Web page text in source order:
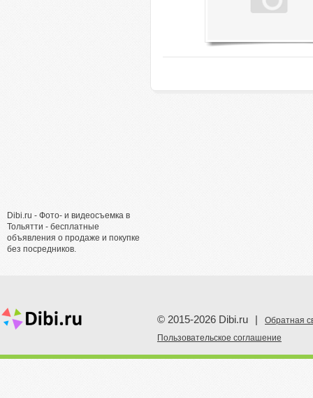
Dibi.ru - Фото- и видеосъемка в
Тольятти - бесплатные
объявления о продаже и покупке
без посредников.
© 2015-2026 Dibi.ru
Обратная
Пoльзовательское соглашение